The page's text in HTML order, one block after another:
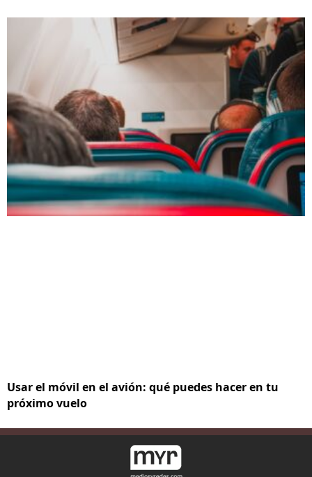
Usar el móvil en el avión: qué puedes hacer en tu
próximo vuelo